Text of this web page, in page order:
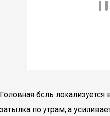
Головная боль
затылка по утрам, а